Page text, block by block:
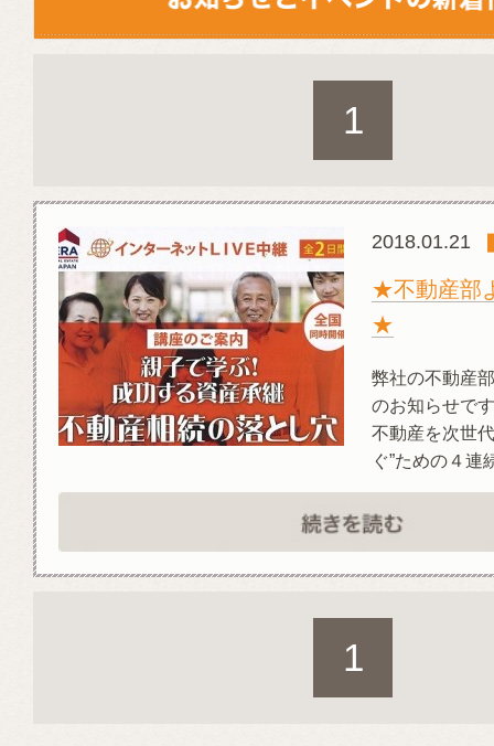
1
2018.01.21
★不動産部
★
弊社の不動産
のお知らせで
不動産を次世
ぐ”ための４連
1